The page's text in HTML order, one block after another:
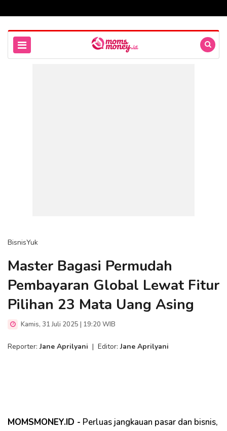
BisnisYuk
Master Bagasi Permudah
Pembayaran Global Lewat Fitur
Pilihan 23 Mata Uang Asing
Kamis, 31 Juli 2025 | 19:20 WIB
Reporter:Jane Aprilyani | Editor:Jane Aprilyani
MOMSMONEY.ID - Perluas jangkauan pasar dan bisnis,